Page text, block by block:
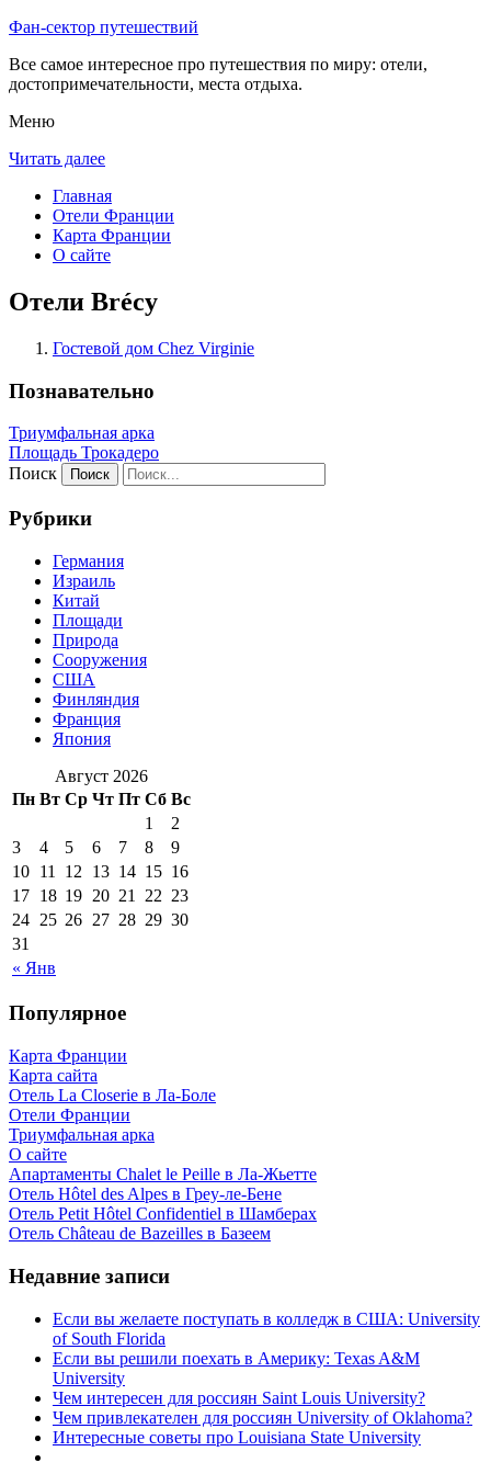
Фан-сектор путешествий
Все самое интересное про путешествия по миру: отели,
достопримечательности, места отдыха.
Меню
Читать далее
Главная
Отели Франции
Карта Франции
О сайте
Отели Brécy
Гостевой дом Chez Virginie
Познавательно
Триумфальная арка
Площадь Трокадеро
Поиск
Рубрики
Германия
Израиль
Китай
Площади
Природа
Сооружения
США
Финляндия
Франция
Япония
Август 2026
Пн Вт Ср Чт Пт Сб Вс
« Янв
1
2
3
4 5 6 7 8
9
10 11 12 13 14 15 16
17 18 19 20 21 22 23
24 25 26 27 28 29 30
31
Популярное
Карта Франции
Карта сайта
Отель La Closerie в Ла-Боле
Отели Франции
Триумфальная арка
О сайте
Апартаменты Chalet le Peille в Ла-Жьетте
Отель Hôtel des Alpes в Греу-ле-Бене
Отель Petit Hôtel Confidentiel в Шамберах
Отель Château de Bazeilles в Базеем
Недавние записи
Если вы желаете поступать в колледж в США: University
of South Florida
Если вы решили поехать в Америку: Texas A&M
University
Чем интересен для россиян Saint Louis University?
Чем привлекателен для россиян University of Oklahoma?
Интересные советы про Louisiana State University